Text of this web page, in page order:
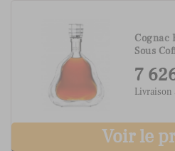
Cognac
Sous
7
Livraison
Voir le